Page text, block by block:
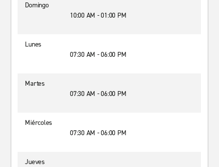
Domingo
10:00 AM - 01:00 PM
Lunes
07:30 AM - 06:00 PM
Martes
07:30 AM - 06:00 PM
Miércoles
07:30 AM - 06:00 PM
Jueves